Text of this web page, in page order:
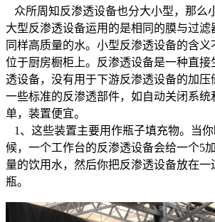
众所周知反渗透设备也分大小型，那么
大型反渗透设备运用的是相同的膜与过滤
同样高质量的水。小型反渗透设备的含
位于厨房橱柜上。反渗透设备是一种直接
透设备，没有用于下游反渗透设备的加压
一些标准的反渗透部件，如自动关闭系统
单，装置便宜。
1、这些装置主要用作瓶子填充物。当
候，一个工作台的反渗透设备会给一个5
量的饮用水，然后你把反渗透设备放在
瓶。